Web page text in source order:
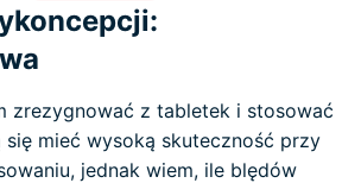
zrezygnować z tabletek i stosować
się mieć wysoką skuteczność przy
jednak wiem, ile blędów